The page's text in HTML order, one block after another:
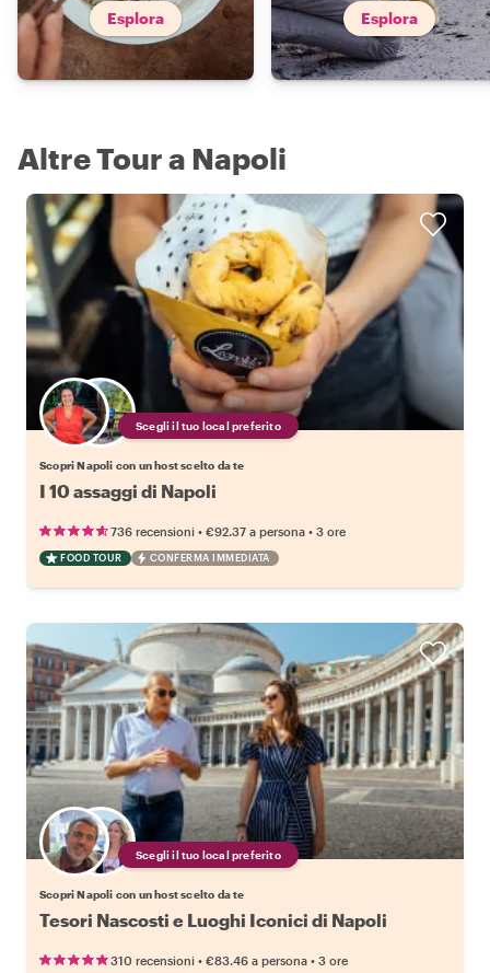
Esplora Esplora
Altre Tour a Napoli
Scegli il tuo local preferito
Scopri Napoli con un host scelto da te
I 10 assaggi di Napoli
736 recensioni • €92.37 a persona • 3 ore
FOOD TOUR CONFERMA IMMEDIATA
Scegli il tuo local preferito
Scopri Napoli con un host scelto da te
Tesori Nascosti e Luoghi Iconici di Napoli
310 recensioni • €83.46 a persona • 3 ore